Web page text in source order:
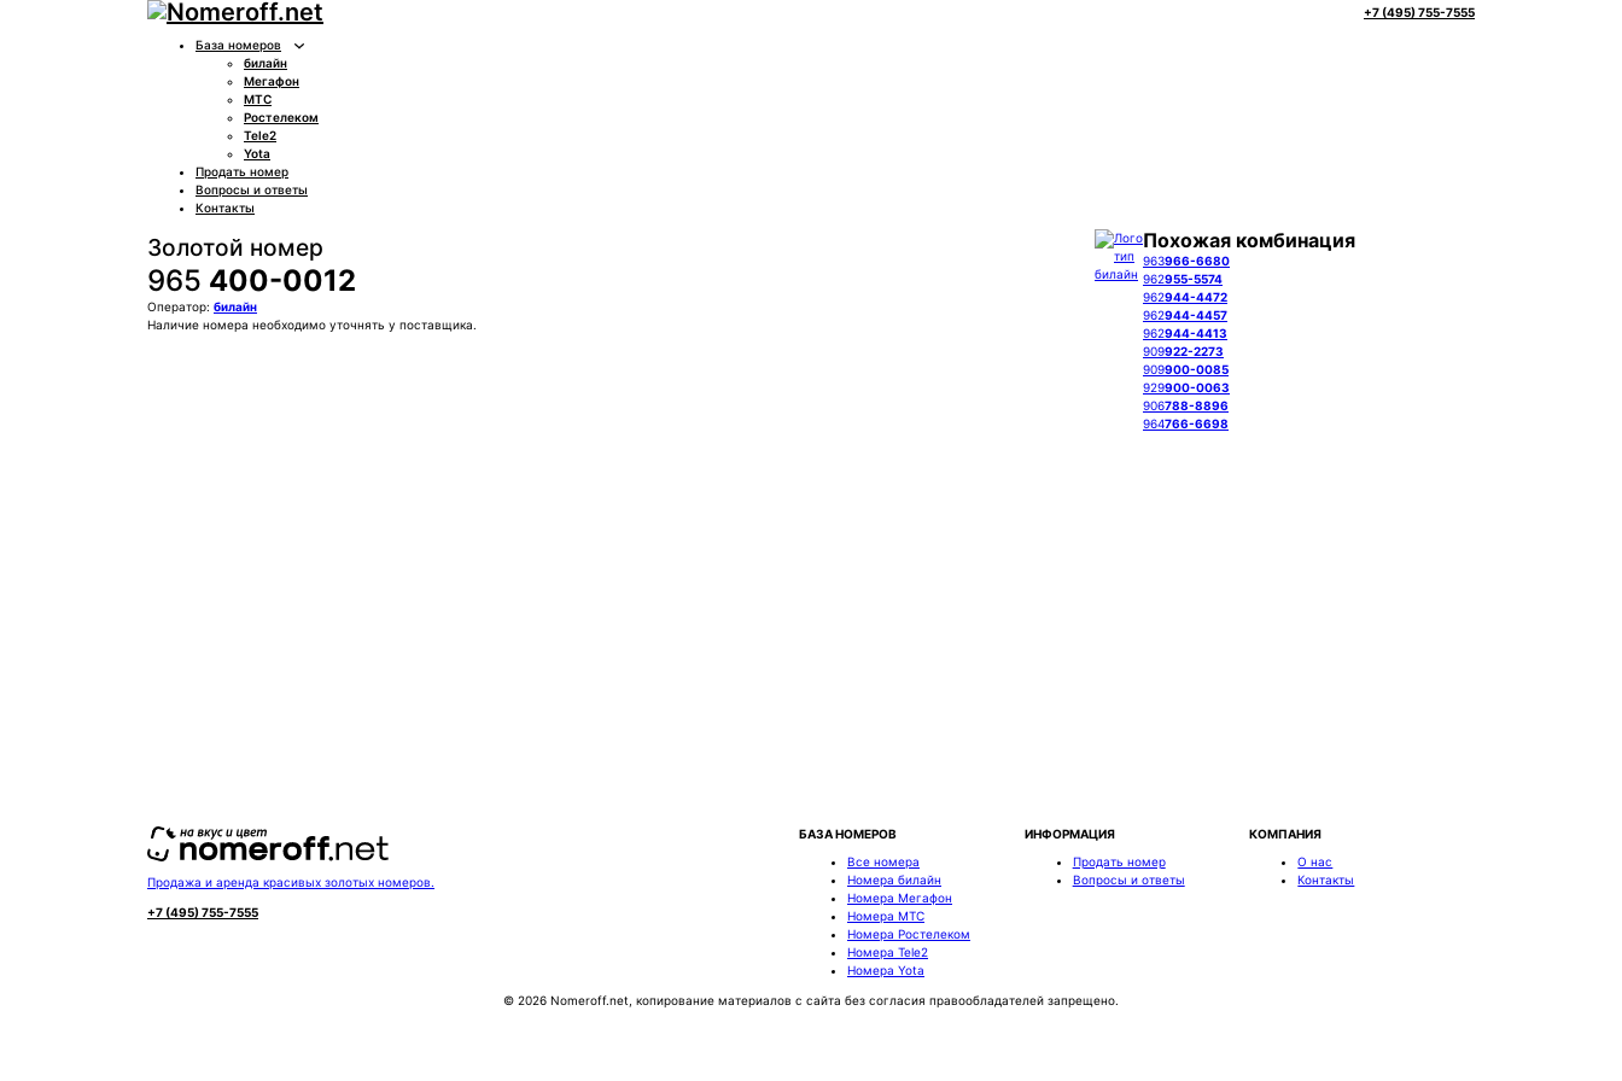
+7 (495) 755-7555
База номеров
билайн
Мегафон
МТС
Ростелеком
Tele2
Yota
Продать номер
Вопросы и ответы
Контакты
Золотой номер
965 400-0012
Оператор: билайн
Наличие номера необходимо уточнять у поставщика.
Похожая комбинация
963966-6680
962955-5574
962944-4472
962944-4457
962944-4413
909922-2273
909900-0085
929900-0063
906788-8896
964766-6698
Продажа и аренда красивых золотых номеров.
+7 (495) 755-7555
БАЗА НОМЕРОВ
Все номера
Номера билайн
Номера Мегафон
Номера МТС
Номера Ростелеком
Номера Tele2
Номера Yota
ИНФОРМАЦИЯ
Продать номер
Вопросы и ответы
КОМПАНИЯ
О нас
Контакты
© 2026 Nomeroff.net, копирование материалов с сайта без согласия правообладателей запрещено.